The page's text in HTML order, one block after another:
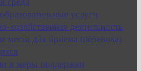
услуги
хозяйственная деятельность
места для приема (перевода)
и меры поддержки